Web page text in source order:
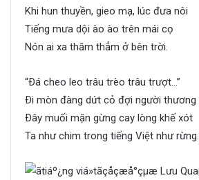
Khi hun thuyền, gieo mạ, lúc đưa nôi
Tiếng mưa dội ào ào trên mái cọ
Nón ai xa thăm thẳm ở bên trời.
“Ðá cheo leo trâu trèo trâu trượt…”
Ði mòn đàng dứt cỏ đợi người thương
Ðây muối mặn gừng cay lòng khế xót
Ta như chim trong tiếng Việt như rừng.